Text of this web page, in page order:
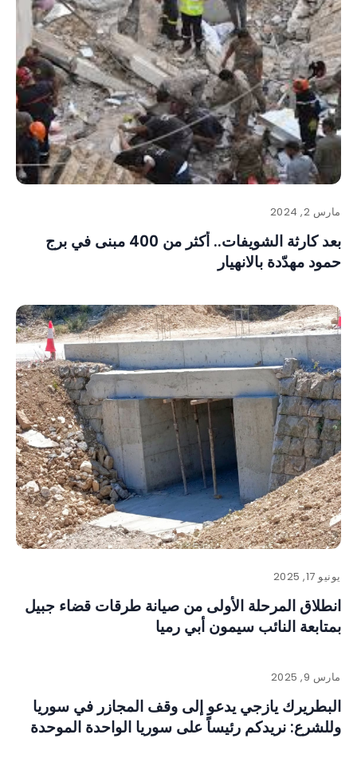
مارس 2, 2024
بعد كارثة الشويفات.. أكثر من 400 مبنى في برج
حمود مهدّدة بالانهيار
يونيو 17, 2025
انطلاق المرحلة الأولى من صيانة طرقات قضاء جبيل
بمتابعة النائب سيمون أبي رميا
مارس 9, 2025
البطريرك يازجي يدعو إلى وقف المجازر في سوريا
وللشرع: نريدكم رئيساً على سوريا الواحدة الموحدة